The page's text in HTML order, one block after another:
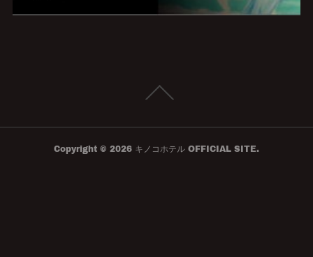
Copyright © 2026 キノコホテル OFFICIAL SITE.